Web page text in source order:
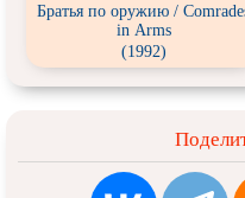
Братья по оружию /
in Arms
(1992)